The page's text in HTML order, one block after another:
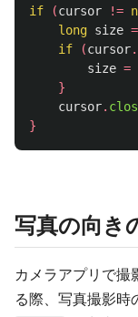
if
(cursor !=
long size =
if
(cursor.
size =
}
cursor.
}
写真の向き
カメラアプリで撮
る際、写真撮影時